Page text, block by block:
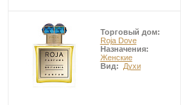
Торговый дом:
Roja Dove
Назначения:
Женские
Вид:
Духи